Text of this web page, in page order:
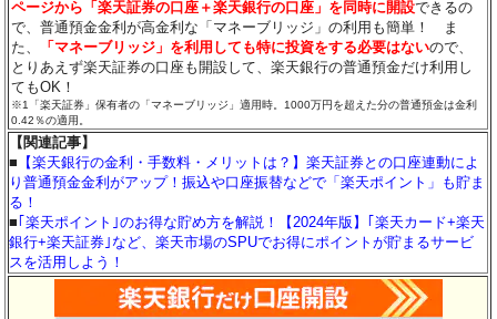
ページから「楽天証券の口座＋楽天銀行の口座」を同時に開設できるの
で、普通預金金利が高金利な「マネーブリッジ」の利用も簡単！ ま
た、
「マネーブリッジ」を利用しても特に投資をする必要はないので、
とりあえず楽天証券の口座も開設して、楽天銀行の普通預金だけ利用し
てもOK！
※1「楽天証券」保有者の「マネーブリッジ」適用時。1000万円を超えた分の普通預金は金利
0.42％の適用。
【関連記事】
■ 【楽天銀行の金利・手数料・メリットは？】楽天証券との口座連動によ
り普通預金金利がアップ！振込や口座振替などで「楽天ポイント」も貯ま
る！
■ ｢楽天ポイント｣のお得な貯め方を解説！【2024年版】｢楽天カード+楽天
銀行+楽天証券｣など、楽天市場のSPUでお得にポイントが貯まるサービ
スを活用しよう！